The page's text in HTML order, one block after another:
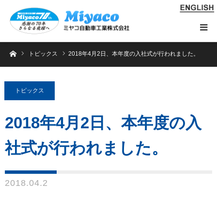
ホームトピックス 2018年4月2日、本年度の入社式が行われました。
トピックス
2018年4月2日、本年度の入
社式が行われました。
2018.04.2